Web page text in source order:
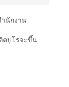
ำนักงาน
ตบูโรจะขึ้น